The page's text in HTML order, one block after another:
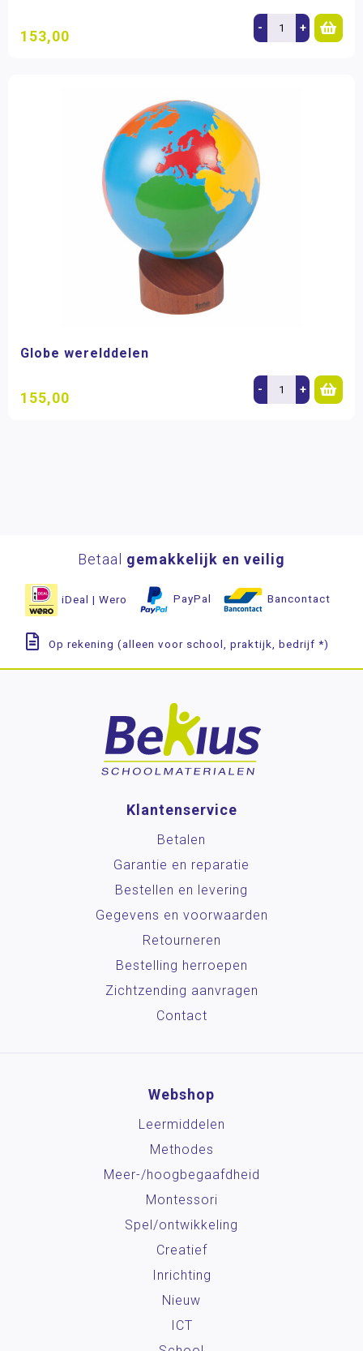
153,00 - +
Globe werelddelen
155,00 - +
Betaal gemakkelijk en veilig
iDeal | Wero PayPal Bancontact
Op rekening (alleen voor school, praktijk, bedrijf *)
Klantenservice
Betalen
Garantie en reparatie
Bestellen en levering
Gegevens en voorwaarden
Retourneren
Bestelling herroepen
Zichtzending aanvragen
Contact
Webshop
Leermiddelen
Methodes
Meer-/hoog­begaafdheid
Montessori
Spel/ontwikkeling
Creatief
Inrichting
Nieuw
ICT